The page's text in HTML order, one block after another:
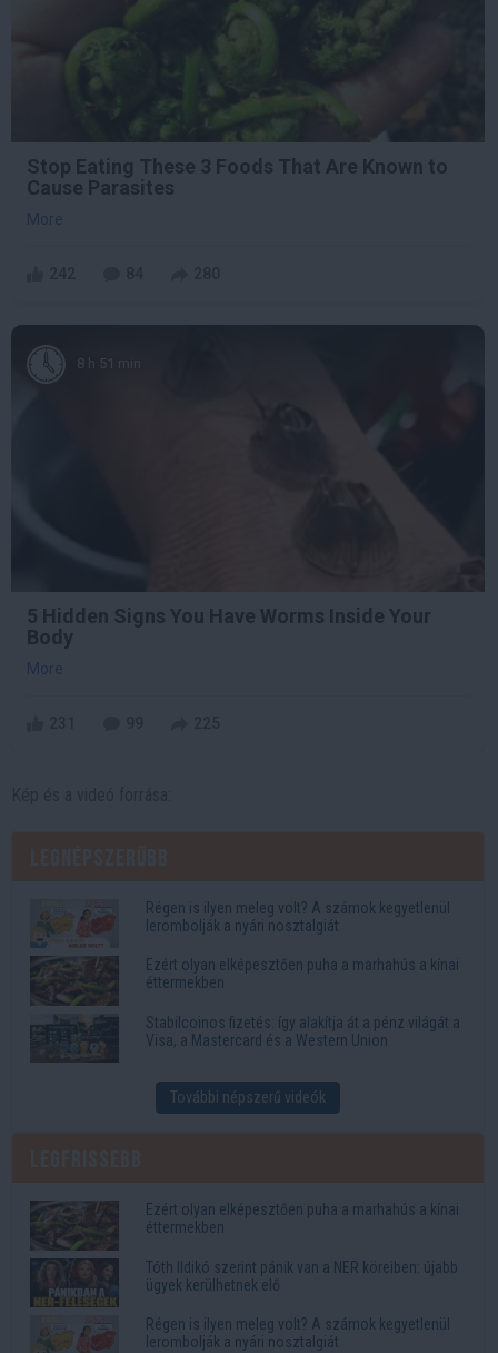
Stop Eating These 3 Foods That Are Known to
Cause Parasites
More
8 h 51 min
5 Hidden Signs You Have Worms Inside Your
Body
More
Régen is ilyen meleg volt? A számok kegyetlenül
lerombolják a nyári nosztalgiát
Ezért olyan elképesztően puha a marhahús a kínai
éttermekben
Stabilcoinos fizetés: így alakítja át a pénz világát a
Visa, a Mastercard és a Western Union
További népszerű videók
Ezért olyan elképesztően puha a marhahús a kínai
éttermekben
Tóth Ildikó szerint pánik van a NER köreiben: újabb
ügyek kerülhetnek elő
Régen is ilyen meleg volt? A számok kegyetlenül
lerombolják a nyári nosztalgiát